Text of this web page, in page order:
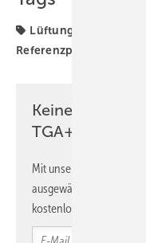
Lüftung
Referenzprojekt
Keine Zeit?
TGA+E
Mit unserem Newsletter
ausgewählte
kostenlos direkt ins